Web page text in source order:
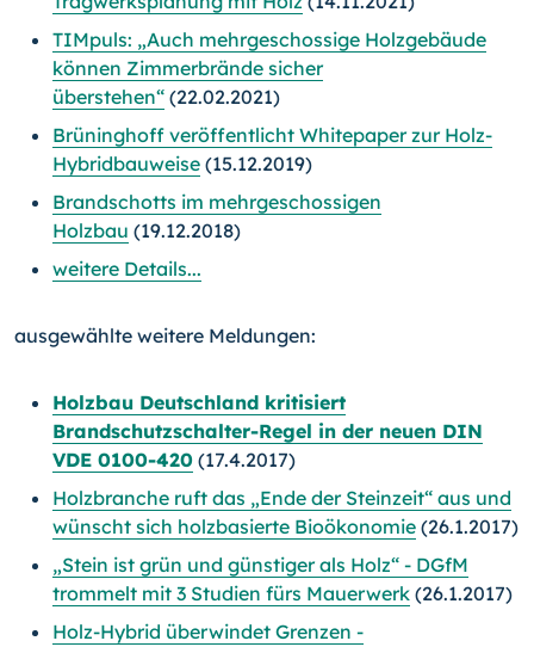
TIMpuls: „Auch mehrgeschossige Holzgebäude
können Zimmerbrände sicher
überstehen“ (22.02.2021)
Brüninghoff veröffentlicht Whitepaper zur Holz-
Hybridbauweise (15.12.2019)
Brandschotts im mehrgeschossigen
Holzbau (19.12.2018)
weitere Details...
ausgewählte weitere Meldungen:
Holzbau Deutschland kritisiert
Brandschutzschalter-Regel in der neuen DIN
VDE 0100-420 (17.4.2017)
Holzbranche ruft das „Ende der Steinzeit“ aus und
wünscht sich holzbasierte Bioökonomie (26.1.2017)
„Stein ist grün und günstiger als Holz“ - DGfM
trommelt mit 3 Studien fürs Mauerwerk (26.1.2017)
Holz-Hybrid überwindet Grenzen -